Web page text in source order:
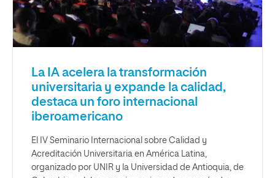
La IA acelera la transformación
universitaria y expande la calidad,
destaca un foro internacional
iberoamericano
El IV Seminario Internacional sobre Calidad y
Acreditación Universitaria en América Latina,
organizado por UNIR y la Universidad de Antioquia, de